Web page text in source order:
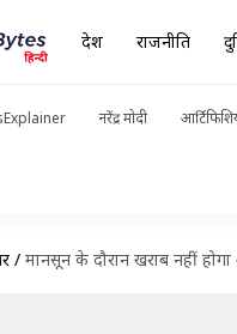
देश राजनीति
नरेंद्र मोदी
/ मानसून के दौरान खराब नहीं